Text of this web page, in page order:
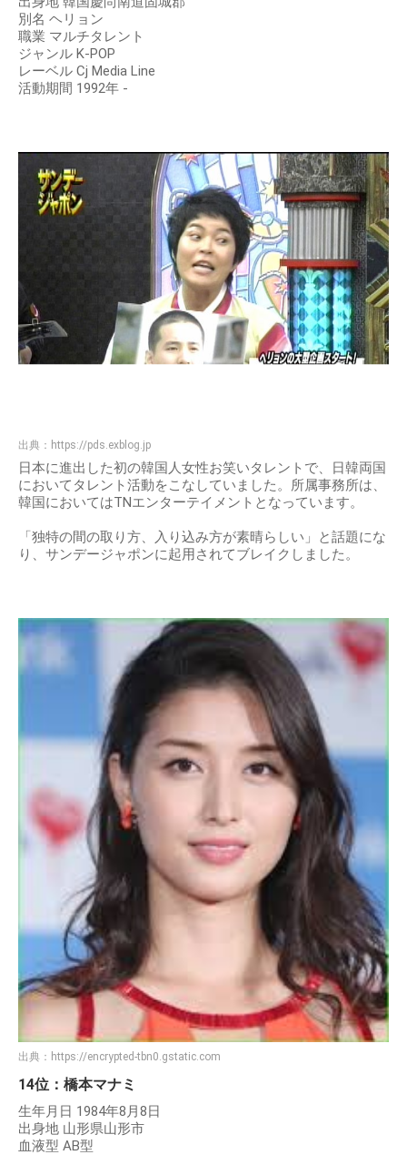
別名 ヘリョン
職業 マルチタレント
ジャンル K-POP
レーベル Cj Media Line
活動期間 1992年 -
出典： https://pds.exblog.jp
日本に進出した初の韓国人女性お笑いタレントで、日韓両国
においてタレント活動をこなしていました。所属事務所は、
韓国においてはTNエンターテイメントとなっています。
「独特の間の取り方、入り込み方が素晴らしい」と話題にな
り、サンデージャポンに起用されてブレイクしました。
出典： https://encrypted-tbn0.gstatic.com
14位：橋本マナミ
生年月日 1984年8月8日
出身地 山形県山形市
血液型 AB型